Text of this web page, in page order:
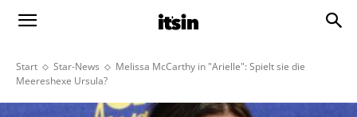
Start Star-News
Melissa McCarthy in "Arielle": Spielt sie die
Meereshexe Ursula?